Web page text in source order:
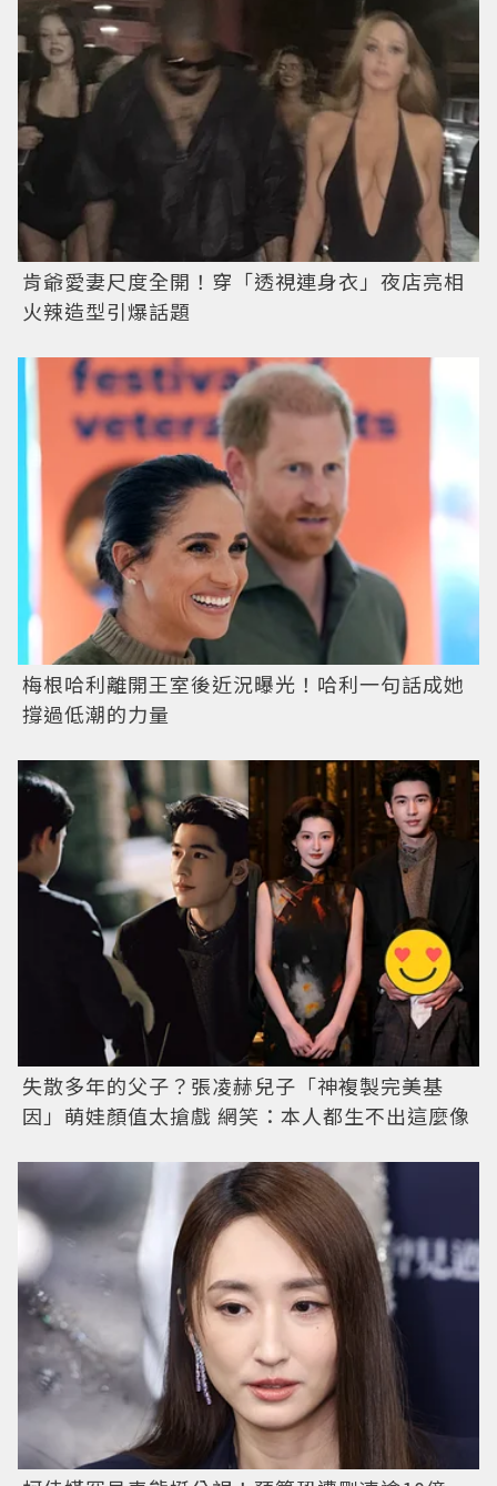
肯爺愛妻尺度全開！穿「透視連身衣」夜店亮相
火辣造型引爆話題
梅根哈利離開王室後近況曝光！哈利一句話成她
撐過低潮的力量
失散多年的父子？張凌赫兒子「神複製完美基
因」萌娃顏值太搶戲 網笑：本人都生不出這麼像